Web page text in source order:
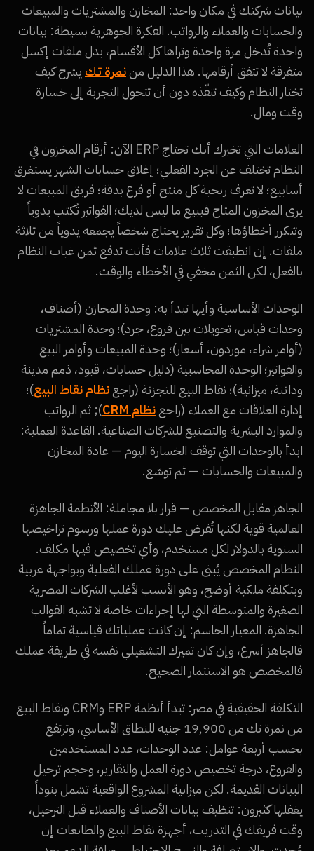
بيانات شركتك في مكان واحد: المخازن والمشتريات والمبيعات
والحسابات والعملاء والرواتب. الفكرة الجوهرية بسيطة: بيانات
واحدة تُدخل مرة واحدة وتراها كل الأقسام، بدل ملفات إكسل
متفرقة لا تتفق أرقامها. هذا الدليل مننمرة تك يشرح كيف
تختار النظام وكيف تنفّذه دون أن تتحول التجربة إلى خسارة
وقت ومال.
العلامات التي تخبرك أنك تحتاج ERP الآن: أرقام المخزون في
النظام تختلف عن الجرد الفعلي؛ إغلاق حسابات الشهر يستغرق
أسابيع؛ لا تعرف ربحية كل منتج أو فرع بدقة؛ فريق المبيعات لا
يرى المخزون المتاح فيبيع ما ليس لديك؛ الفواتير تُكتب يدوياً
وتتكرر أخطاؤها؛ وكل تقرير يحتاج شخصاً يجمعه يدوياً من ثلاثة
ملفات. إن انطبقت ثلاث علامات فأنت تدفع ثمن غياب النظام
بالفعل، لكن الثمن مخفي في الأخطاء والوقت.
الوحدات الأساسية وأيها تبدأ به: وحدة المخازن (أصناف،
وحدات قياس، تحويلات بين فروع، جرد)؛ وحدة المشتريات
(أوامر شراء، موردون، أسعار)؛ وحدة المبيعات وأوامر البيع
والفواتير؛ الوحدة المحاسبية (دليل حسابات، قيود، ذمم مدينة
ودائنة، ميزانية)؛ نقاط البيع للتجزئة (راجعنظام نقاط البيع)؛
إدارة العلاقات مع العملاء (راجعنظام CRM
); ثم الرواتب
والموارد البشرية والتصنيع للشركات الصناعية. القاعدة العملية:
ابدأ بالوحدات التي توقف الخسارة اليوم — عادة المخازن
والمبيعات والحسابات — ثم توسّع.
الجاهز مقابل المخصص — قرار بلا مجاملة: الأنظمة الجاهزة
العالمية قوية لكنها تُفرض عليك دورة عملها ورسوم تراخيصها
السنوية بالدولار لكل مستخدم، وأي تخصيص فيها مكلف.
النظام المخصص يُبنى على دورة عملك الفعلية وبواجهة عربية
وبتكلفة ملكية أوضح، وهو الأنسب لأغلب الشركات المصرية
الصغيرة والمتوسطة التي لها إجراءات خاصة لا تشبه القوالب
الجاهزة. المعيار الحاسم: إن كانت عملياتك قياسية تماماً
فالجاهز أسرع، وإن كان تميزك التشغيلي نفسه في طريقة عملك
فالمخصص هو الاستثمار الصحيح.
التكلفة الحقيقية في مصر: تبدأ أنظمة ERP وCRM ونقاط البيع
من نمرة تك من 19,900 جنيه للنطاق الأساسي، وترتفع
بحسب أربعة عوامل: عدد الوحدات، عدد المستخدمين
والفروع، درجة تخصيص دورة العمل والتقارير، وحجم ترحيل
البيانات القديمة. لكن ميزانية المشروع الواقعية تشمل بنوداً
يغفلها كثيرون: تنظيف بيانات الأصناف والعملاء قبل الترحيل،
وقت فريقك في التدريب، أجهزة نقاط البيع والطابعات إن